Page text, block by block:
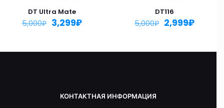
DT Ultra Mate
5,000₽ 3,299₽
DT116
5,000₽ 2,999₽
КОНТАКТНАЯ ИНФОРМАЦИЯ